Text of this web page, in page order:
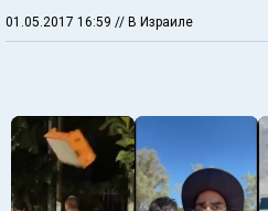
01.05.2017 16:59 // В Израиле